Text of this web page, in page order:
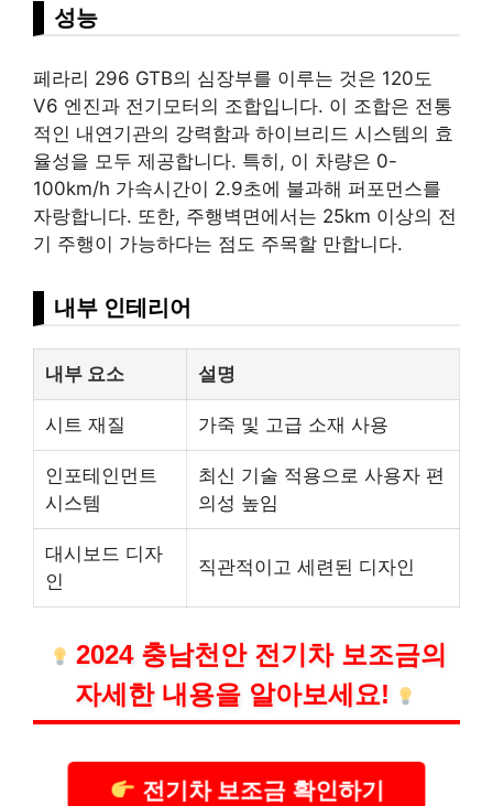
성능
페라리 296 GTB의 심장부를 이루는 것은 120도
V6 엔진과 전기모터의 조합입니다. 이 조합은 전통
적인 내연기관의 강력함과 하이브리드 시스템의 효
율성을 모두 제공합니다. 특히, 이 차량은 0-
100km/h 가속시간이 2.9초에 불과해 퍼포먼스를
자랑합니다. 또한, 주행벽면에서는 25km 이상의 전
기 주행이 가능하다는 점도 주목할 만합니다.
내부 인테리어
내부 요소 설명
시트 재질 가죽 및 고급 소재 사용
인포테인먼트
시스템
최신 기술 적용으로 사용자 편
의성 높임
대시보드 디자
인
직관적이고 세련된 디자인
2024 충남천안 전기차 보조금의
자세한 내용을 알아보세요!
전기차 보조금 확인하기